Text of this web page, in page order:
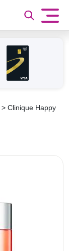
> Clinique Happy